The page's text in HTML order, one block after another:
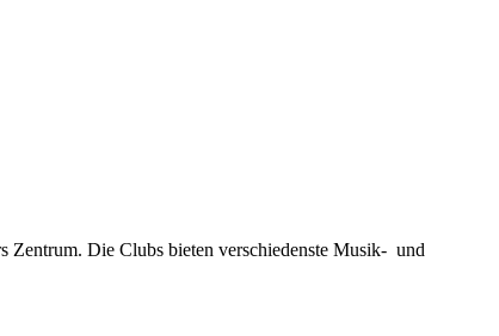
Zentrum. Die Clubs bieten verschiedenste Musik- und